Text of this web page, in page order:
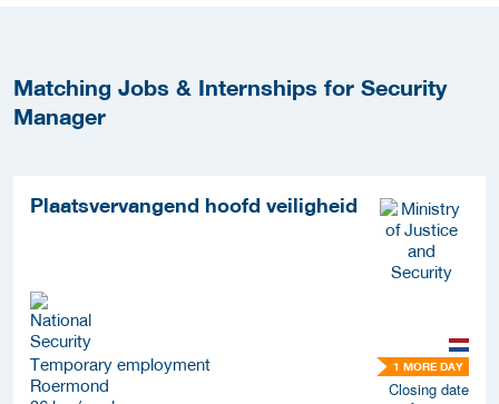
Matching Jobs & Internships for Security
Manager
Plaatsvervangend hoofd veiligheid
Temporary employment
Roermond
1 MORE DAY
Closing date